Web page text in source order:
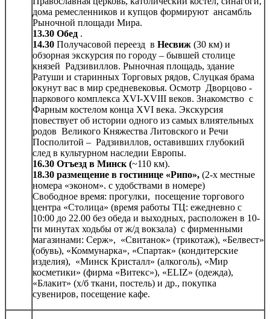
дома ремесленников и купцов формируют ансамбль
Рыночной площади Мира.
13.30 Обед .
14.30 Получасовой переезд в Несвиж (30 км) и
обзорная экскурсия по городу – бывшей столице
князей Радзивиллов. Рыночная площадь, здание
Ратуши и старинных Торговых рядов, Слуцкая брама
окунут вас в мир средневековья. Осмотр Дворцово -
паркового комплекса XVI-XVIII веков. Знакомство с
Фарным костелом конца XVI века. Экскурсия
повествует об истории одного из самых влиятельных
родов Великого Княжества Литовского и Речи
Посполитой – Радзивиллов, оставивших глубокий
след в культурном наследии Европы.
16.30 Отъезд в Минск (~110 км).
18.30 размещение в гостинице «Рипо», (2-х местные
номера «эконом». с удобствами в номере)
Свободное время: прогулки, посещение торгового
центра «Столица» (время работы ТЦ: ежедневно с
10:00 до 22.00 без обеда и выходных, расположен в 10-
ти минутах ходьбы от ж/д вокзала) с фирменными
магазинами: Серж», «Свитанок» (трикотаж), «Белвест»
(обувь), «Коммунарка», «Спартак» (кондитерские
изделия), «Минск Кристалл» (алкоголь), «Мир
косметики» (фирма «Витекс»), «ELIZ» (одежда),
«Блакит» (х/б ткани, постель) и др., покупка
сувениров, посещение кафе.